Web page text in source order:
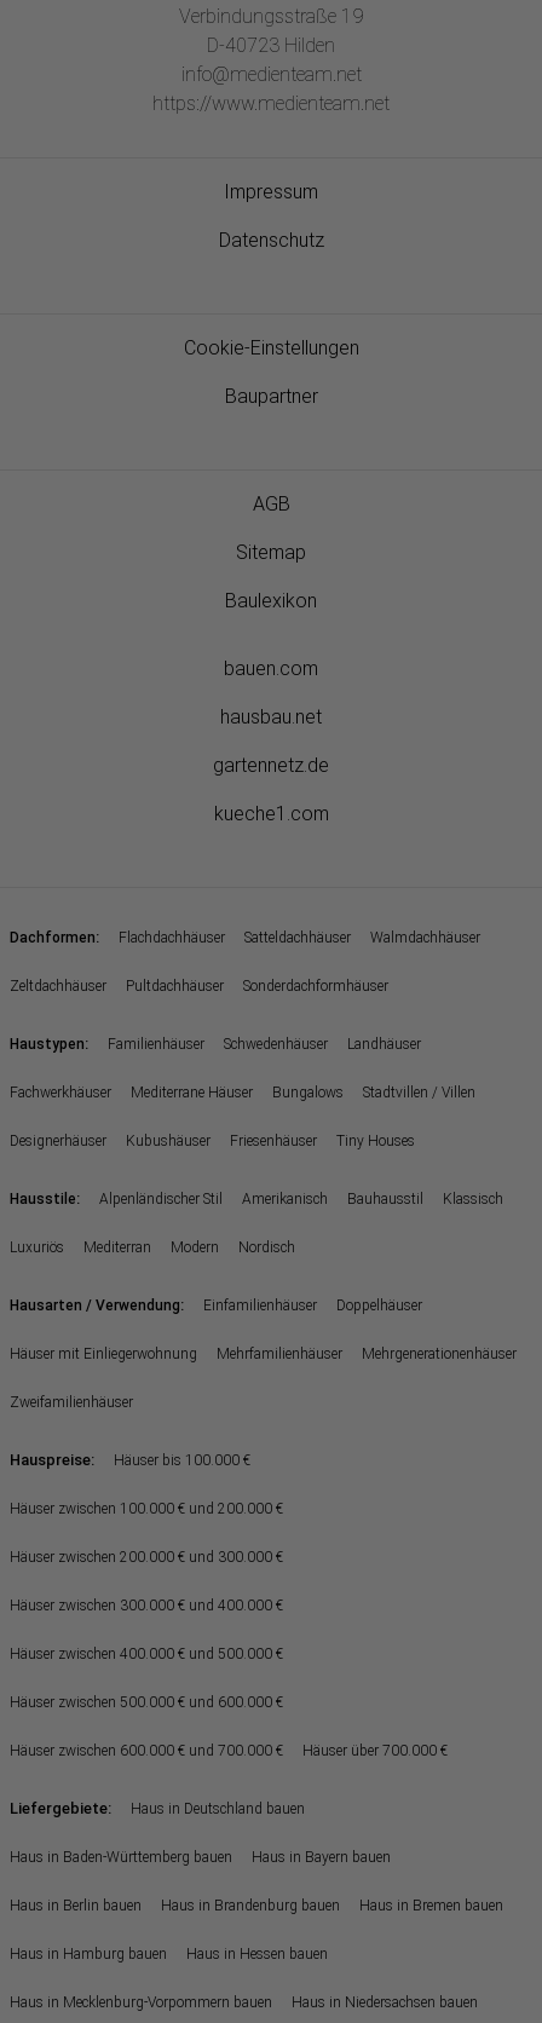
Verbindungsstraße 19
D-40723 Hilden
info@medienteam.net
https://www.medienteam.net
Impressum
Datenschutz
Cookie-Einstellungen
Baupartner
AGB
Sitemap
Baulexikon
bauen.com
hausbau.net
gartennetz.de
kueche1.com
Dachformen: Flachdachhäuser Satteldachhäuser Walmdachhäuser
Zeltdachhäuser Pultdachhäuser Sonderdachformhäuser
Haustypen: Familienhäuser Schwedenhäuser Landhäuser
Fachwerkhäuser Mediterrane Häuser Bungalows Stadtvillen / Villen
Designerhäuser Kubushäuser Friesenhäuser Tiny Houses
Hausstile: Alpenländischer Stil Amerikanisch Bauhausstil Klassisch
Luxuriös Mediterran Modern Nordisch
Hausarten / Verwendung: Einfamilienhäuser Doppelhäuser
Häuser mit Einliegerwohnung Mehrfamilienhäuser Mehrgenerationenhäuser
Zweifamilienhäuser
Hauspreise: Häuser bis 100.000 €
Häuser zwischen 100.000 € und 200.000 €
Häuser zwischen 200.000 € und 300.000 €
Häuser zwischen 300.000 € und 400.000 €
Häuser zwischen 400.000 € und 500.000 €
Häuser zwischen 500.000 € und 600.000 €
Häuser zwischen 600.000 € und 700.000 € Häuser über 700.000 €
Liefergebiete: Haus in Deutschland bauen
Haus in Baden-Württemberg bauen Haus in Bayern bauen
Haus in Berlin bauen Haus in Brandenburg bauen Haus in Bremen bauen
Haus in Hamburg bauen Haus in Hessen bauen
Haus in Mecklenburg-Vorpommern bauen Haus in Niedersachsen bauen